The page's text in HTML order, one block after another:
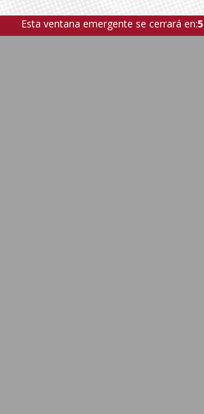
Esta ventana emergente se cerrará en:4